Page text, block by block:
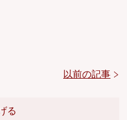
以前の記事
る